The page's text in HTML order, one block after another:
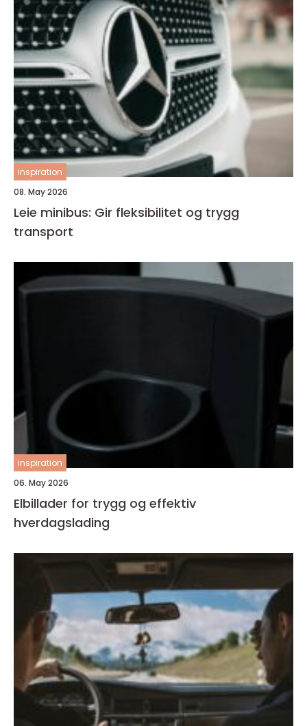
inspiration
08. May 2026
Leie minibus: Gir fleksibilitet og trygg
transport
inspiration
06. May 2026
Elbillader for trygg og effektiv
hverdagslading